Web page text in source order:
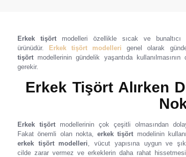
Erkek tişört modelleri özellikle sıcak ve
ürünüdür.
Erkek tişört modelleri genel olarak
tişört modellerinin gündelik yaşantıda
gerekir.
Erkek Tişört Alırken
Erkek tişört modellerinin çok çeşitli olmasından
Fakat önemli olan nokta,erkek tişört modelinin
erkek tişört modelleri, vücut yapısına uygun ve
cilde zarar vermez ve erkeklerin daha rahat